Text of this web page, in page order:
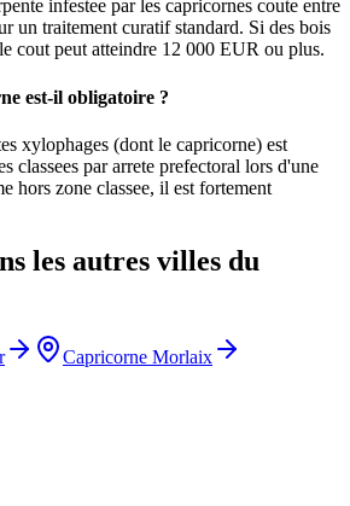
infestee par les capricornes coute entre
un traitement curatif standard. Si des bois
cout peut atteindre 12 000 EUR ou plus.
est-il obligatoire ?
xylophages (dont le capricorne) est
classees par arrete prefectoral lors d'une
hors zone classee, il est fortement
les autres villes du
Capricorne Morlaix